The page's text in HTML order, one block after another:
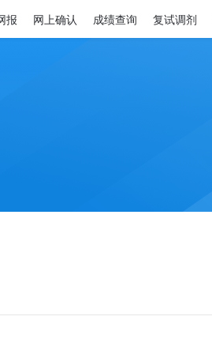
报 网上确认 成绩查询 复试调剂